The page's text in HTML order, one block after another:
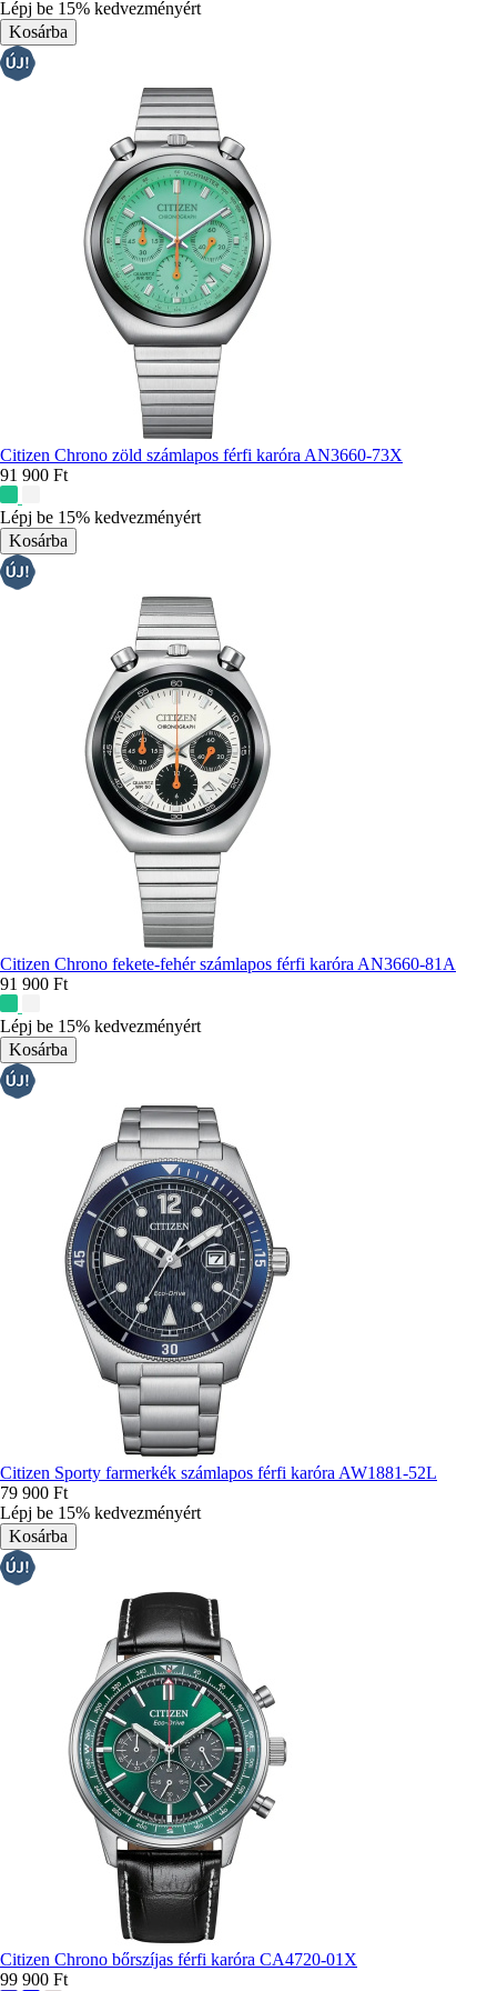
Lépj be 15% kedvezményért
Citizen Chrono zöld számlapos férfi karóra AN3660-73X
91 900 Ft
színek:
Lépj be 15% kedvezményért
Citizen Chrono fekete-fehér számlapos férfi karóra AN3660-81A
91 900 Ft
színek:
Lépj be 15% kedvezményért
Citizen Sporty farmerkék számlapos férfi karóra AW1881-52L
79 900 Ft
Lépj be 15% kedvezményért
Citizen Chrono bőrszíjas férfi karóra CA4720-01X
99 900 Ft